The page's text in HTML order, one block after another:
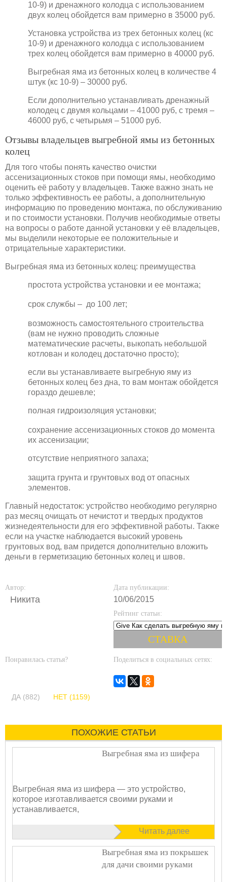
10-9) и дренажного колодца с использованием
двух колец обойдется вам примерно в 35000 руб.
Установка устройства из трех бетонных колец (кс
10-9) и дренажного колодца с использованием
трех колец обойдется вам примерно в 40000 руб.
Выгребная яма из бетонных колец в количестве 4
штук (кс 10-9) – 30000 руб.
Если дополнительно устанавливать дренажный
колодец с двумя кольцами – 41000 руб, с тремя –
46000 руб, с четырьмя – 51000 руб.
Отзывы владельцев выгребной ямы из бетонных
колец
Для того чтобы понять качество очистки
ассенизационных стоков при помощи ямы, необходимо
оценить её работу у владельцев. Также важно знать не
только эффективность ее работы, а дополнительную
информацию по проведению монтажа, по обслуживанию
и по стоимости установки. Получив необходимые ответы
на вопросы о работе данной установки у её владельцев,
мы выделили некоторые ее положительные и
отрицательные характеристики.
Выгребная яма из бетонных колец: преимущества
простота устройства установки и ее монтажа;
срок службы – до 100 лет;
возможность самостоятельного строительства
(вам не нужно проводить сложные
математические расчеты, выкопать небольшой
котлован и колодец достаточно просто);
если вы устанавливаете выгребную яму из
бетонных колец без дна, то вам монтаж обойдется
гораздо дешевле;
полная гидроизоляция установки;
сохранение ассенизационных стоков до момента
их ассенизации;
отсутствие неприятного запаха;
защита грунта и грунтовых вод от опасных
элементов.
Главный недостаток: устройство необходимо регулярно
раз месяц очищать от нечистот и твердых продуктов
жизнедеятельности для его эффективной работы. Также
если на участке наблюдается высокий уровень
грунтовых вод, вам придется дополнительно вложить
деньги в герметизацию бетонных колец и швов.
Автор:
Никита
Дата публикации:
10/06/2015
Рейтинг статьи:
Понравилась статья?
ДА (882) НЕТ (1159)
Поделиться в социальных сетях:
ПОХОЖИЕ СТАТЬИ
Выгребная яма из шифера
Выгребная яма из шифера — это устройство,
которое изготавливается своими руками и
устанавливается,
Читать далее
Выгребная яма из покрышек
для дачи своими руками